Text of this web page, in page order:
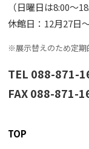
（日曜日は8:00〜
休館日：12月27日
※展示替えのため定期
TEL 088-871-
FAX 088-871-
TOP